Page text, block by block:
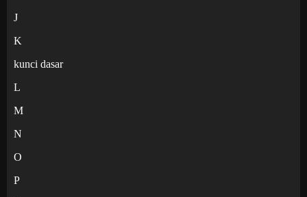
J
K
kunci dasar
L
M
N
O
P